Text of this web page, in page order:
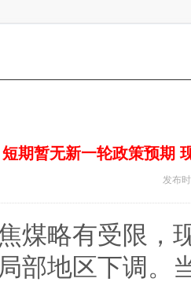
短期暂无新一轮政策预期
发布
煤略有受限，
部地区下调。